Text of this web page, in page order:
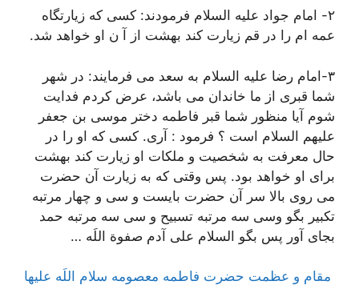
٢- امام جواد علیه السلام فرمودند: کسی که زیارتگاه
عمه ام را در قم زیارت کند بهشت از آ ن او خواهد شد.
٣-امام رضا علیه السلام به سعد می فرمایند: در شهر
شما قبری از ما خاندان می باشد، عرض کردم فدایت
شوم آیا منظور شما قبر فاطمه دختر موسی بن جعفر
علیهم السلام است ؟ فرمود : آری. کسی که او را در
حال معرفت به شخصیت و ملکات او زیارت کند بهشت
برای او خواهد بود. پس وقتی که به زیارت آن حضرت
می روی بالا سر آن حضرت بایست و سی و چهار مرتبه
تکبیر بگو وسی سه مرتبه تسبیح و سی سه مرتبه حمد
بجای آور پس بگو السلام علی آدم صفوة اللَه …
مقام و عظمت حضرت فاطمه معصومه سلام اللَه عليها